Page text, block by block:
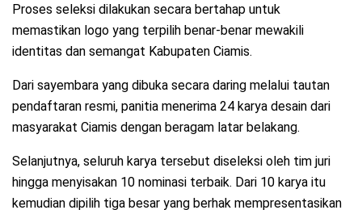
Proses seleksi dilakukan secara bertahap untuk
memastikan logo yang terpilih benar-benar mewakili
identitas dan semangat Kabupaten Ciamis.
Dari sayembara yang dibuka secara daring melalui tautan
pendaftaran resmi, panitia menerima 24 karya desain dari
masyarakat Ciamis dengan beragam latar belakang.
Selanjutnya, seluruh karya tersebut diseleksi oleh tim juri
hingga menyisakan 10 nominasi terbaik. Dari 10 karya itu
kemudian dipilih tiga besar yang berhak mempresentasikan